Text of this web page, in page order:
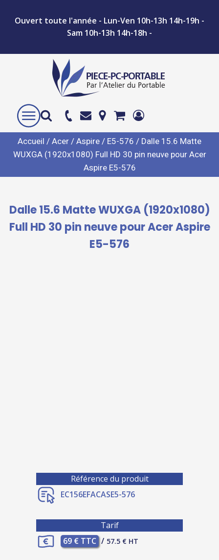
Ouvert toute l'année - Lun-Ven 10h-13h 14h-19h -
Sam 10h-13h 14h-18h -
Accueil / Acer / Aspire / E5-576 / Dalle 15.6 Matte
WUXGA (1920x1080) Full HD 30 pin neuve pour Acer
Aspire E5-576
Dalle 15.6 Matte WUXGA (1920x1080)
Full HD 30 pin neuve pour Acer Aspire
E5-576
Référence du produit
EC156EFACASE5-576
Tarif
69 € TTC / 57.5 € HT